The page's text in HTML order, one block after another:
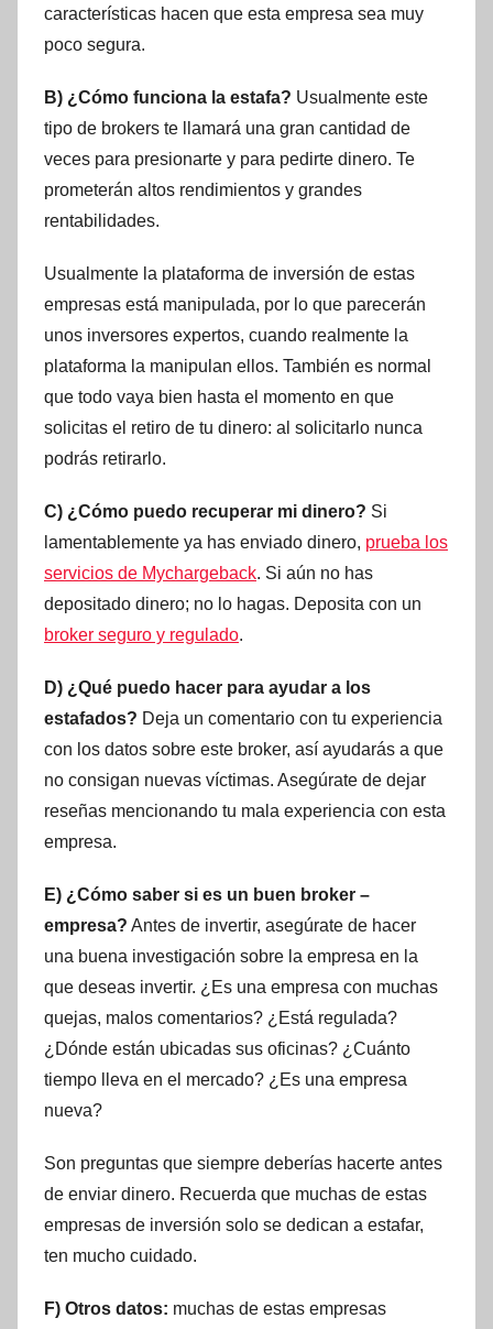
características hacen que esta empresa sea muy
poco segura.
B) ¿Cómo funciona la estafa? Usualmente este
tipo de brokers te llamará una gran cantidad de
veces para presionarte y para pedirte dinero. Te
prometerán altos rendimientos y grandes
rentabilidades.
Usualmente la plataforma de inversión de estas
empresas está manipulada, por lo que parecerán
unos inversores expertos, cuando realmente la
plataforma la manipulan ellos. También es normal
que todo vaya bien hasta el momento en que
solicitas el retiro de tu dinero: al solicitarlo nunca
podrás retirarlo.
C) ¿Cómo puedo recuperar mi dinero? Si
lamentablemente ya has enviado dinero, prueba los
servicios de Mychargeback. Si aún no has
depositado dinero; no lo hagas. Deposita con un
broker seguro y regulado.
D) ¿Qué puedo hacer para ayudar a los
estafados? Deja un comentario con tu experiencia
con los datos sobre este broker, así ayudarás a que
no consigan nuevas víctimas. Asegúrate de dejar
reseñas mencionando tu mala experiencia con esta
empresa.
E) ¿Cómo saber si es un buen broker –
empresa? Antes de invertir, asegúrate de hacer
una buena investigación sobre la empresa en la
que deseas invertir. ¿Es una empresa con muchas
quejas, malos comentarios? ¿Está regulada?
¿Dónde están ubicadas sus oficinas? ¿Cuánto
tiempo lleva en el mercado? ¿Es una empresa
nueva?
Son preguntas que siempre deberías hacerte antes
de enviar dinero. Recuerda que muchas de estas
empresas de inversión solo se dedican a estafar,
ten mucho cuidado.
F) Otros datos: muchas de estas empresas